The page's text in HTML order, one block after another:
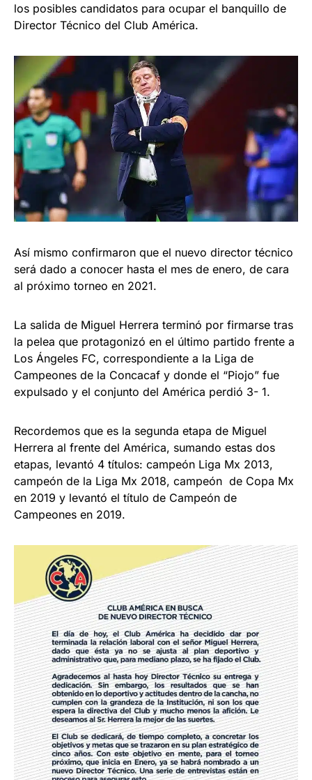
los posibles candidatos para ocupar el banquillo de
Director Técnico del Club América.
Así mismo confirmaron que el nuevo director técnico
será dado a conocer hasta el mes de enero, de cara
al próximo torneo en 2021.
La salida de Miguel Herrera terminó por firmarse tras
la pelea que protagonizó en el último partido frente a
Los Ángeles FC, correspondiente a la Liga de
Campeones de la Concacaf y donde el “Piojo” fue
expulsado y el conjunto del América perdió 3- 1.
Recordemos que es la segunda etapa de Miguel
Herrera al frente del América, sumando estas dos
etapas, levantó 4 títulos: campeón Liga Mx 2013,
campeón de la Liga Mx 2018, campeón de Copa Mx
en 2019 y levantó el título de Campeón de
Campeones en 2019.